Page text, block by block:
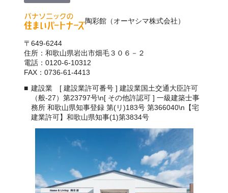
陶彩館（オーヤシマ株式会社）
〒649-6244
住所：和歌山県岩出市畑毛３０６－２
電話：0120-6-10312
FAX：0736-61-4413
建設業 [ 建設業許可番号 ] 建設業国土交通大臣許可
（般-27）第23797号\n[ その他許認可 ] 一級建築士事
務所 和歌山県知事登録 第(リ)183号 第366040\n【宅
建業許可】和歌山県知事(1)第3834号